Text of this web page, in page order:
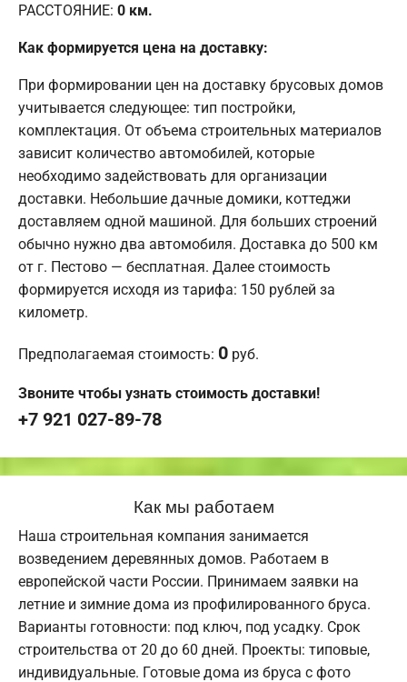
РАССТОЯНИЕ: 0 км.
Как формируется цена на доставку:
При формировании цен на доставку брусовых домов
учитывается следующее: тип постройки,
комплектация. От объема строительных материалов
зависит количество автомобилей, которые
необходимо задействовать для организации
доставки. Небольшие дачные домики, коттеджи
доставляем одной машиной. Для больших строений
обычно нужно два автомобиля. Доставка до 500 км
от г. Пестово — бесплатная. Далее стоимость
формируется исходя из тарифа: 150 рублей за
километр.
Предполагаемая стоимость: 0 руб.
Звоните чтобы узнать стоимость доставки!
+7 921 027-89-78
Как мы работаем
Наша строительная компания занимается
возведением деревянных домов. Работаем в
европейской части России. Принимаем заявки на
летние и зимние дома из профилированного бруса.
Варианты готовности: под ключ, под усадку. Срок
строительства от 20 до 60 дней. Проекты: типовые,
индивидуальные. Готовые дома из бруса с фото